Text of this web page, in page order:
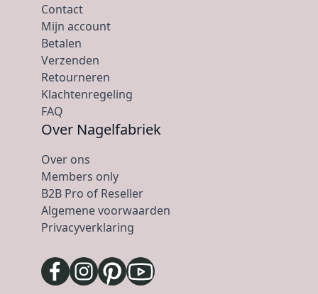
Contact
Mijn account
Betalen
Verzenden
Retourneren
Klachtenregeling
FAQ
Over Nagelfabriek
Over ons
Members only
B2B Pro of Reseller
Algemene voorwaarden
Privacyverklaring